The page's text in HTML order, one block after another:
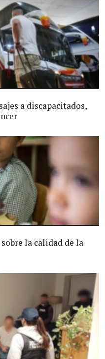
a discapacitados,
la calidad de la